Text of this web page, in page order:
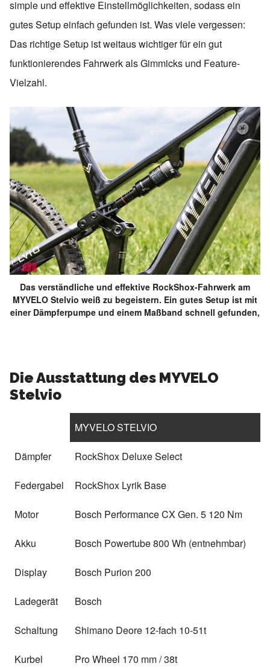
simple und effektive Einstellmöglichkeiten, sodass ein
gutes Setup einfach gefunden ist. Was viele vergessen:
Das richtige Setup ist weitaus wichtiger für ein gut
funktionierendes Fahrwerk als Gimmicks und Feature-
Vielzahl.
Das verständliche und effektive RockShox-Fahrwerk am
MYVELO Stelvio weiß zu begeistern. Ein gutes Setup ist mit
einer Dämpferpumpe und einem Maßband schnell gefunden,
Die Ausstattung des MYVELO
Stelvio
MYVELO STELVIO
Dämpfer RockShox Deluxe Select
Federgabel RockShox Lyrik Base
Motor Bosch Performance CX Gen. 5 120 Nm
Akku Bosch Powertube 800 Wh (entnehmbar)
Display Bosch Purion 200
Ladegerät Bosch
Schaltung Shimano Deore 12-fach 10-51t
Kurbel Pro Wheel 170 mm / 38t